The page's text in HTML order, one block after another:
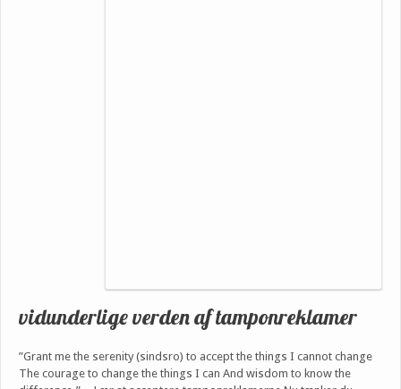
vidunderlige verden af tamponreklamer
”Grant me the serenity (sindsro) to accept the things I cannot change
The courage to change the things I can And wisdom to know the